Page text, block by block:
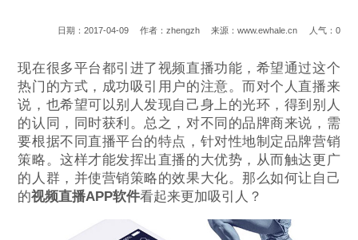
日期：2017-04-09 作者：zhengzh 来源：www.ewhale.cn 人气： 0
现在很多平台都引进了视频直播功能，希望通过这个
热门的方式，成功吸引用户的注意。而对个人直播来
说，也希望可以别人发现自己身上的光环，得到别人
的认同，同时获利。总之，对不同的品牌商来说，需
要根据不同直播平台的特点，针对性地制定品牌营销
策略。这样才能发挥出直播的大优势，从而触达更广
的人群，并使营销策略的效果大化。那么如何让自己
的视频直播APP软件看起来更加吸引人？